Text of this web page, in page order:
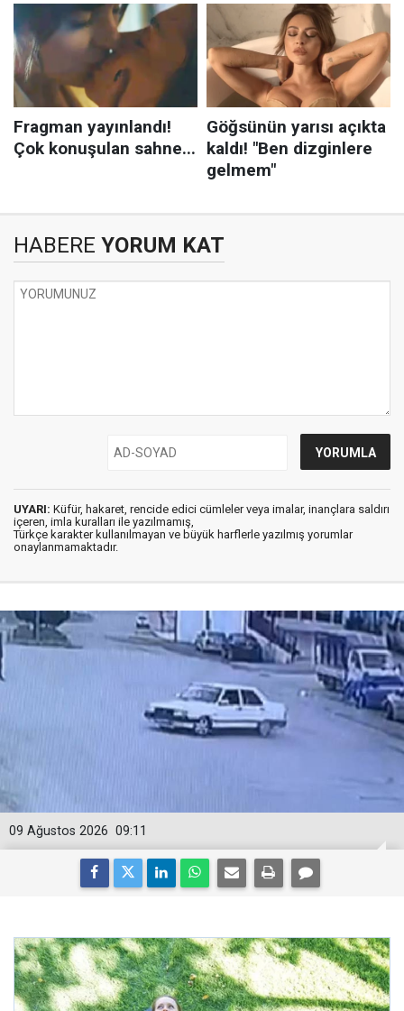
HABERE YORUM KAT
UYARI: Küfür, hakaret, rencide edici cümleler veya imalar, inançlara saldırı
içeren, imla kuralları ile yazılmamış,
Türkçe karakter kullanılmayan ve büyük harflerle yazılmış yorumlar
onaylanmamaktadır.
09:11
09 Ağustos 2026